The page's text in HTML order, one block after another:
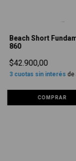
Beach Short
860
$42.900,00
3cuotas sin interés de
COMPRAR